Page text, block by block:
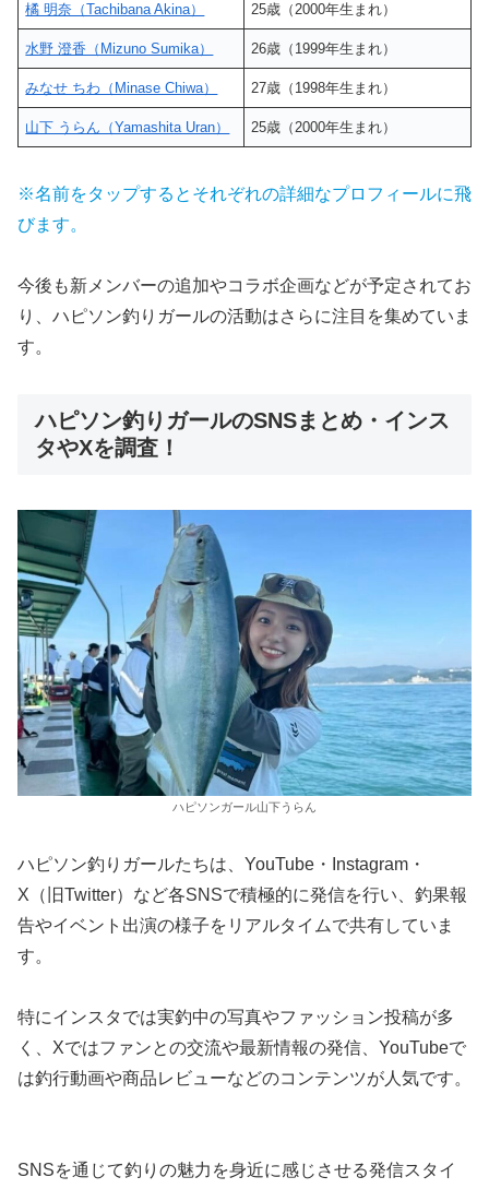
橘 明奈（Tachibana Akina） 25歳（2000年生まれ）
水野 澄香（Mizuno Sumika） 26歳（1999年生まれ）
みなせ ちわ（Minase Chiwa） 27歳（1998年生まれ）
山下 うらん（Yamashita Uran） 25歳（2000年生まれ）
※名前をタップするとそれぞれの詳細なプロフィールに飛
びます。
今後も新メンバーの追加やコラボ企画などが予定されてお
り、ハピソン釣りガールの活動はさらに注目を集めていま
す。
ハピソン釣りガールのSNSまとめ・インス
タやXを調査！
ハピソンガール山下うらん
ハピソン釣りガールたちは、YouTube・Instagram・
X（旧Twitter）など各SNSで積極的に発信を行い、釣果報
告やイベント出演の様子をリアルタイムで共有していま
す。
特にインスタでは実釣中の写真やファッション投稿が多
く、Xではファンとの交流や最新情報の発信、YouTubeで
は釣行動画や商品レビューなどのコンテンツが人気です。
SNSを通じて釣りの魅力を身近に感じさせる発信スタイ